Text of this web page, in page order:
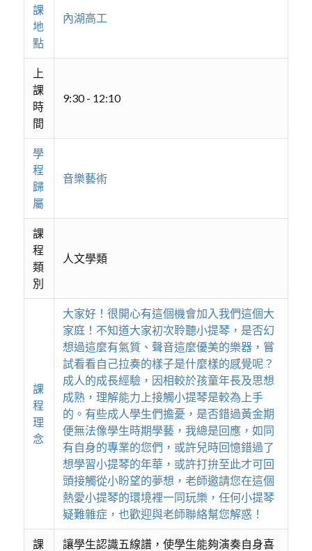
課
地
點
內湖高工
上
課
時
間
9:30 - 12:10
學
程
歸
屬
音樂藝術
課
程
類
別
人文學類
課
程
理
念
大家好！很開心有這個機會加入我們這個大
家庭！不知道大家初次聆聽小提琴，是否幻
想過這麼有氣質、聲音這麼優美的樂器，嘗
試看看自己拉奏的樣子是什麼樣的感覺呢？
成人的成長經驗，因相較於孩童年長及思想
成熟，理解能力上接觸小提琴是較為上手
的。有些成人學生們擔憂，是否錯過黃金期
便無法像學生時期學藝，我總是回應，如同
有自身的專業的您們，或許兒時回憶錯過了
想學習小提琴的年華，或許打拚至此才可回
頭接觸從小盼望的夢想，老師邀請您在這個
熱愛小提琴的環境裡一同玩樂，任何小提琴
疑難雜症，也歡迎與老師聯絡幫您解惑！
課
讓學生認識五線譜，使學生能夠演奏自身喜